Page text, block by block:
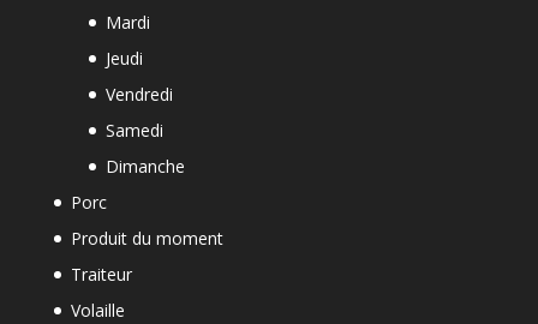
Mardi
Jeudi
Vendredi
Samedi
Dimanche
Porc
Produit du moment
Traiteur
Volaille